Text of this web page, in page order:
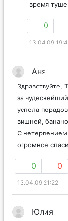
время
0
13.04.09
Аня
Здравствуйте,
за
успела
вишней,
С
огромное
0 0
13.04.09 21:22
Юлия